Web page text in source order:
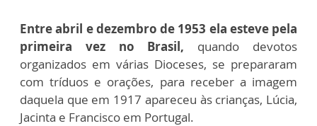
Entre abril e dezembro de 1953 ela esteve pela
primeira vez no Brasil, quando devotos
organizados em várias Dioceses, se prepararam
com tríduos e orações, para receber a imagem
daquela que em 1917 apareceu às crianças, Lúcia,
Jacinta e Francisco em Portugal.